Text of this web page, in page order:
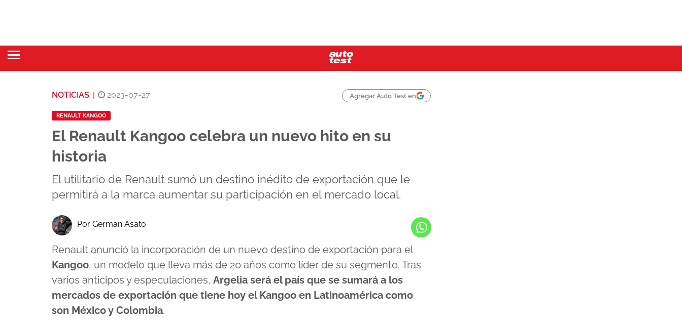
NOTICIAS 2023-07-27 Agregar Auto Test en
RENAULT KANGOO
El Renault Kangoo celebra un nuevo hito en su
historia
El utilitario de Renault sumó un destino inédito de exportación que le
permitirá a la marca aumentar su participación en el mercado local.
Por German Asato
Renault anunció la incorporación de un nuevo destino de exportación para el
Kangoo, un modelo que lleva más de 20 años como líder de su segmento. Tras
varios anticipos y especulaciones, Argelia será el país que se sumará a los
mercados de exportación que tiene hoy el Kangoo en Latinoamérica como
son México y Colombia.